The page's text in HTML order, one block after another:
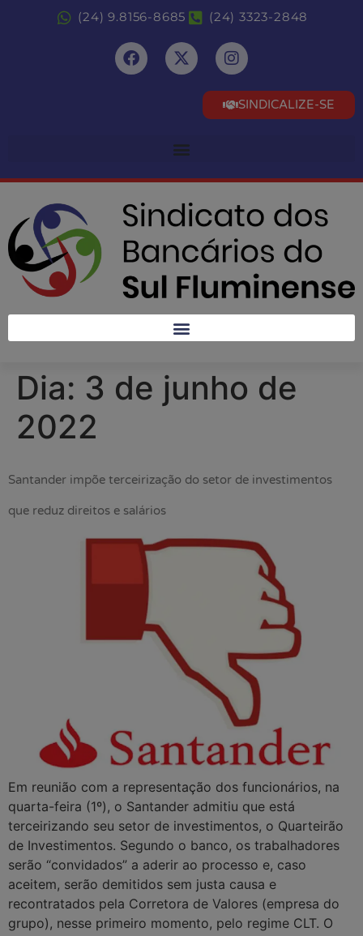
(24) 9.8156-8685 (24) 3323-2848
SINDICALIZE-SE
Dia: 3 de junho de
2022
Santander impõe terceirização do setor de investimentos
que reduz direitos e salários
Em reunião com a representação dos funcionários, na
quarta-feira (1º), o Santander admitiu que está
terceirizando seu setor de investimentos, o Quarteirão
de Investimentos. Segundo o banco, os trabalhadores
serão “convidados” a aderir ao processo e, caso
aceitem, serão demitidos sem justa causa e
recontratados pela Corretora de Valores (empresa do
grupo), nesse primeiro momento, pelo regime CLT. O